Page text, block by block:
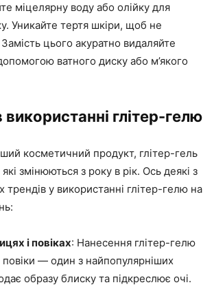
міцелярну воду або олійку для
Уникайте тертя шкіри, щоб не
цього акуратно видаляйте
ватного диску або м’якого
глітер-гелю
косметичний продукт, глітер-гель
змінюються з року в рік. Ось деякі з
трендів у використанні глітер-гелю на
і повіках: Нанесення глітер-гелю
повіки — один з найпопулярніших
образу блиску та підкреслює очі.